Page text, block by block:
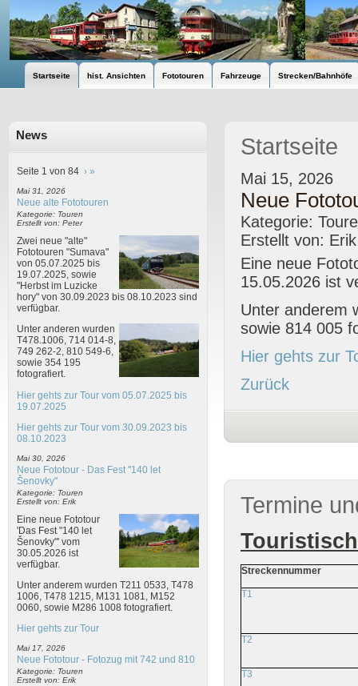
Startseite hist. Ansichten Fototouren Fahrzeuge Strecken/Bahnhöfe
News
Seite 1 von 84 › »
Mai 31, 2026
Neue alte Fototouren
Kategorie: Touren
Erstellt von: Peter
Zwei neue "alte"
Fototouren "Sumava"
von 05.07.2025 bis
19.07.2025, sowie
"Herbst im Luzicke
hory" von 30.09.2023 bis 08.10.2023 sind
verfügbar.
Unter anderen wurden
T478.1006, 714 014-8,
749 262-2, 810 549-6,
sowie 354 195
fotografiert.
Hier gehts zur Tour vom 05.07.2025 bis
19.07.2025
Hier gehts zur Tour vom 30.09.2023 bis
08.10.2023
Mai 30, 2026
Neue Fototour - Das Fest "140 let
Šenovky"
Kategorie: Touren
Erstellt von: Erik
Eine neue Fototour
'Das Fest "140 let
Šenovky"' vom
30.05.2026 ist
verfügbar.
Unter anderem wurden T211 0533, T478
1006, T478 1215, M131 1081, M152
0060, sowie M286 1008 fotografiert.
Hier gehts zur Tour
Mai 17, 2026
Neue Fototour - Fotozug mit 742 und 810
Kategorie: Touren
Erstellt von: Erik
Startseite
Mai 15, 2026
Neue
Kategorie:
Erstellt von:
Eine neue
15.05.2026 ist
Unter anderem
sowie 814 005
Hier gehts zur
Zurück
Termine
Streckennummer
T1
T2
T3